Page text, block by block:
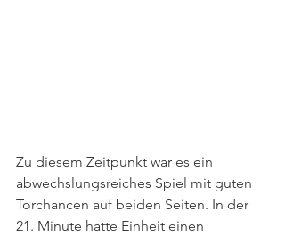
Zu diesem Zeitpunkt war es ein
abwechslungsreiches Spiel mit guten
Torchancen auf beiden Seiten. In der
21. Minute hatte Einheit einen